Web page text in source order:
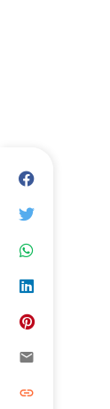
email
link